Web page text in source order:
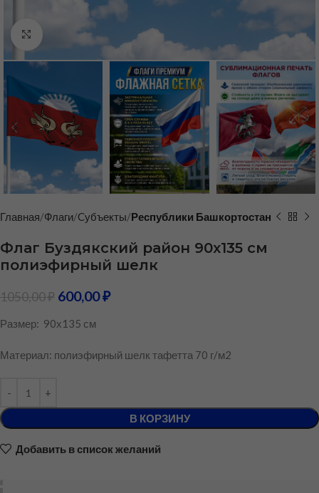
Нажмите, чтобы увеличить
Главная Флаги Cубъекты Республики Башкортостан
Флаг Буздякский район 90х135 см
полиэфирный шелк
1050,00₽ 600,00₽
Размер: 90х135 см
Материал: полиэфирный шелк тафетта 70 г/м2
В КОРЗИНУ
Добавить в список желаний